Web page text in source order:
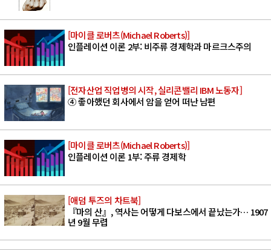
[마이클 로버츠(Michael Roberts)]
인플레이션 이론 2부: 비주류 경제학과 마르크스주의
[전자산업 직업병의 시작, 실리콘밸리 IBM 노동자]
④ 좋아했던 회사에서 암을 얻어 떠난 남편
[마이클 로버츠(Michael Roberts)]
인플레이션 이론 1부: 주류 경제학
[애덤 투즈의 차트북]
『마의 산』, 역사는 어떻게 다보스에서 끝났는가… 1907
년 9월 무렵